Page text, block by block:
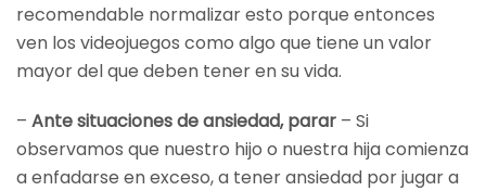
recomendable normalizar esto porque entonces
ven los videojuegos como algo que tiene un valor
mayor del que deben tener en su vida.
– Ante situaciones de ansiedad, parar – Si
observamos que nuestro hijo o nuestra hija comienza
a enfadarse en exceso, a tener ansiedad por jugar a